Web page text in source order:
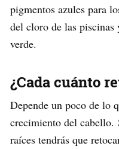
pigmentos azules para
del cloro de las piscinas
verde.
¿Cada cuánto
Depende un poco de lo
crecimiento del cabello.
raíces tendrás que